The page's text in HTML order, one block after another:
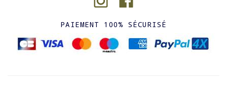
PAIEMENT 100% SÉCURISÉ